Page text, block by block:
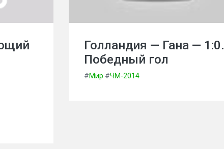
Голландия — Гана — 1:0.
Победный гол
#Мир #ЧМ-2014